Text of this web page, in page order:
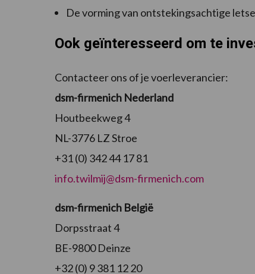
De vorming van ontstekingsachtige
Ook geïnteresseerd om te
Contacteer ons of je voerleverancier:
dsm-firmenich Nederland
Houtbeekweg 4
NL-3776 LZ Stroe
+31 (0) 342 44 17 81
info.twilmij@dsm-firmenich.com
dsm-firmenich België
Dorpsstraat 4
BE-9800 Deinze
+32 (0) 9 381 12 20